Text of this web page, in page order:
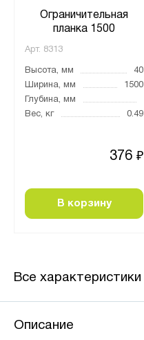
Ограничительная
планка 1500
Арт. 8313
Высота, мм
40
Ширина, мм
1500
Глубина, мм
Вес, кг
0.49
376 ₽
В корзину
Все характеристики
Описание